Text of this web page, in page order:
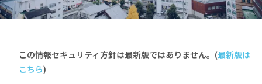
この情報セキュリティ⽅針は最新版ではありません。(最新版は
こちら)